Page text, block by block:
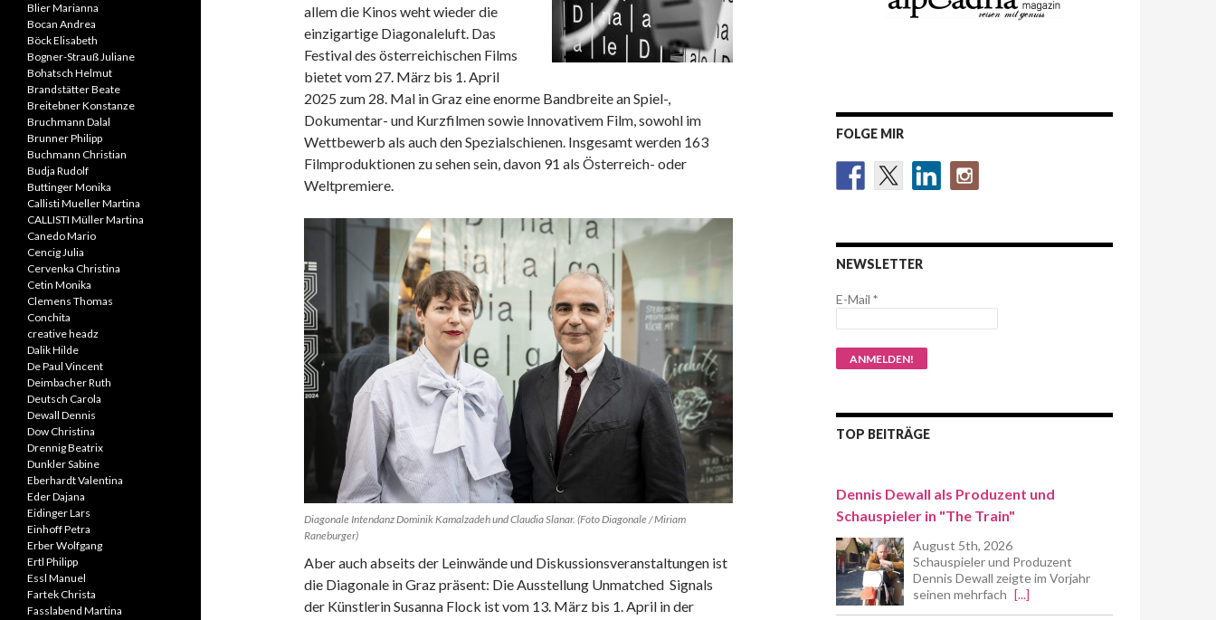
allem die Kinos weht wieder die
einzigartige Diagonaleluft. Das
Festival des österreichischen Films
bietet vom 27. März bis 1. April
2025 zum 28. Mal in Graz eine enorme Bandbreite an Spiel-,
Dokumentar- und Kurzfilmen sowie Innovativem Film, sowohl im
Wettbewerb als auch den Spezialschienen. Insgesamt werden 163
Filmproduktionen zu sehen sein, davon 91 als Österreich- oder
Weltpremiere.
Diagonale Intendanz Dominik Kamalzadeh und Claudia Slanar. (Foto Diagonale / Miriam
Raneburger)
Aber auch abseits der Leinwände und Diskussionsveranstaltungen ist
die Diagonale in Graz präsent: Die Ausstellung Unmatched Signals
der Künstlerin Susanna Flock ist vom 13. März bis 1. April in der
FOLGE MIR
NEWSLETTER
E-Mail *
TOP BEITRÄGE
Dennis Dewall als Produzent und
Schauspieler in "The Train"
August 5th, 2026
Schauspieler und Produzent
Dennis Dewall zeigte im Vorjahr
seinen mehrfach [...]
Blier Marianna
Bocan Andrea
Böck Elisabeth
Bogner-Strauß Juliane
Bohatsch Helmut
Brandstätter Beate
Breitebner Konstanze
Bruchmann Dalal
Brunner Philipp
Buchmann Christian
Budja Rudolf
Buttinger Monika
Callisti Mueller Martina
CALLISTI Müller Martina
Canedo Mario
Cencig Julia
Cervenka Christina
Cetin Monika
Clemens Thomas
Conchita
creative headz
Dalik Hilde
De Paul Vincent
Deimbacher Ruth
Deutsch Carola
Dewall Dennis
Dow Christina
Drennig Beatrix
Dunkler Sabine
Eberhardt Valentina
Eder Dajana
Eidinger Lars
Einhoff Petra
Erber Wolfgang
Ertl Philipp
Essl Manuel
Fartek Christa
Fasslabend Martina